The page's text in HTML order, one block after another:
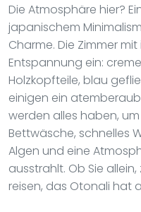
Die Atmosphäre hier?
japanischem
Charme. Die Zimmer
Entspannung ein:
Holzkopfteile, blau
einigen ein
werden alles haben,
Bettwäsche, schnelles
Algen und eine
ausstrahlt. Ob Sie
reisen, das Otonali hat